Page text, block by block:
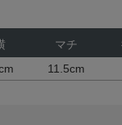
マチ
11.5cm